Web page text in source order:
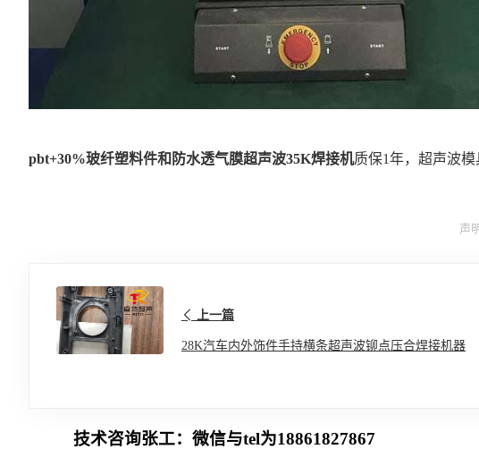
pbt+30%玻纤塑料件和防水透气膜超声波35K焊接机质保1年，超声波模
声
上一篇
28K汽车内外饰件手持横条超声波铆点压合焊接机器
技术咨询张工：微信与tel为18861827867